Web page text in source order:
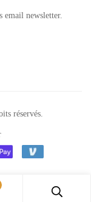
email newsletter.
réservés.